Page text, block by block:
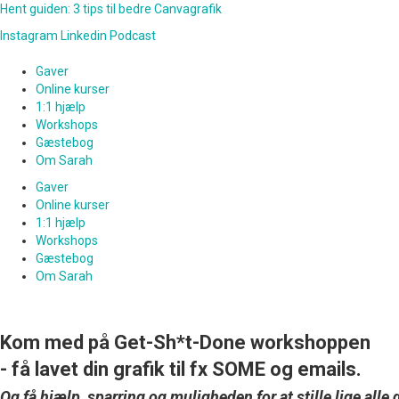
Hent guiden: 3 tips til bedre Canvagrafik
Instagram Linkedin Podcast
Gaver
Online kurser
1:1 hjælp
Workshops
Gæstebog
Om Sarah
Gaver
Online kurser
1:1 hjælp
Workshops
Gæstebog
Om Sarah
Kom med på Get-Sh*t-Done workshoppen
- få lavet din grafik til fx SOME og emails.